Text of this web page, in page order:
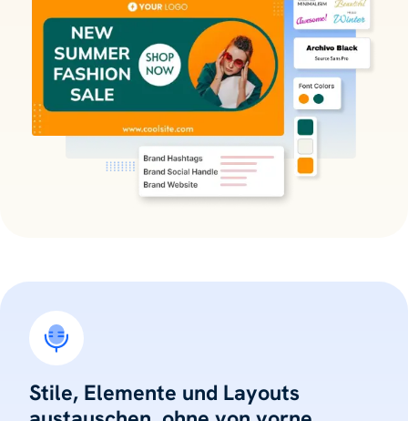
Stile, Elemente und Layouts